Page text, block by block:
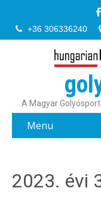
+36 306336240
A Magyar
Menu
2023. évi